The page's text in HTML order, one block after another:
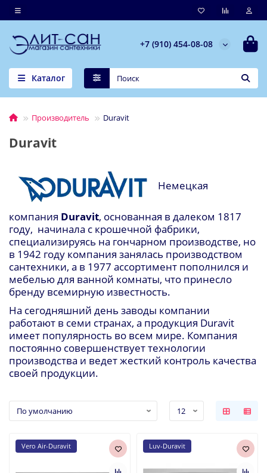
+7 (910) 454-08-08
Каталог
Производитель Duravit
Duravit
Немецкая
компания Duravit, основанная в далеком 1817
году, начинала с крошечной фабрики,
специализируясь на гончарном производстве, но
в 1942 году компания занялась производством
сантехники, а в 1977 ассортимент пополнился и
мебелью для ванной комнаты, что принесло
бренду всемирную известность.
На сегодняшний день заводы компании
работают в семи странах, а продукция Duravit
имеет популярность во всем мире. Компания
постоянно совершенствует технологии
производства и ведет жесткий контроль качества
своей продукции.
Vero Air-Duravit Luv-Duravit